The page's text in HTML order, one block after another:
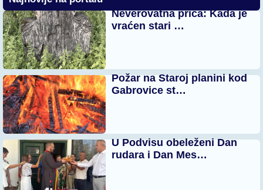
Neverovatna priča: Kada je
vraćen stari …
Požar na Staroj planini kod
Gabrovice st…
U Podvisu obeleženi Dan
rudara i Dan Mes…